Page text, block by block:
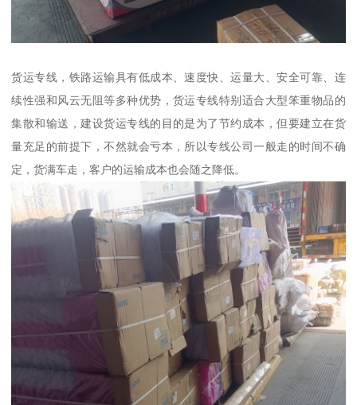
货运专线，铁路运输具有低成本、速度快、运量大、安全可靠、连
续性强和风云无阻等多种优势，货运专线特别适合大型笨重物品的
集散和输送，建设货运专线的目的是为了节约成本，但要建立在货
量充足的前提下，不然就会亏本，所以专线公司一般走的时间不确
定，货满车走，客户的运输成本也会随之降低。